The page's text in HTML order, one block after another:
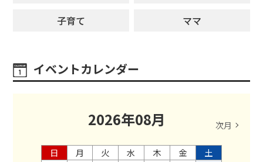
子育て
ママ
イベントカレンダー
2026年08月 次月
日 月 火 水 木 金
土